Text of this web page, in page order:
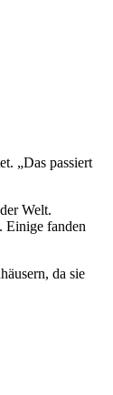
„Das passiert
Welt.
Einige fanden
da sie